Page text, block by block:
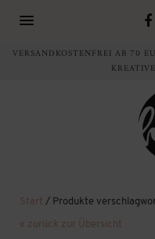
VERSANDKOSTENFREI AB 70
Start / Produkte
« zurück zur Übersicht